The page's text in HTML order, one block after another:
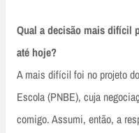
Qual a decisão mais difícil
até hoje?
A mais difícil foi no projeto
Escola (PNBE), cuja
comigo. Assumi, então, a